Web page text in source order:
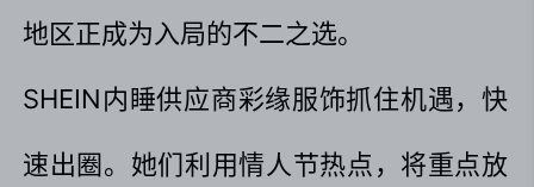
地区正成为入局的不二之选。
SHEIN内睡供应商彩缘服饰抓住机遇，快
速出圈。她们利用情人节热点，将重点放